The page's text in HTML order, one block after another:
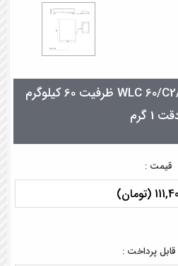
ترازوی رادواگ مدل WLC 60/C2/K ظرفیت 60 کیلوگرم
1 گرم
قیمت :
(تومان)
قابل پرداخت :